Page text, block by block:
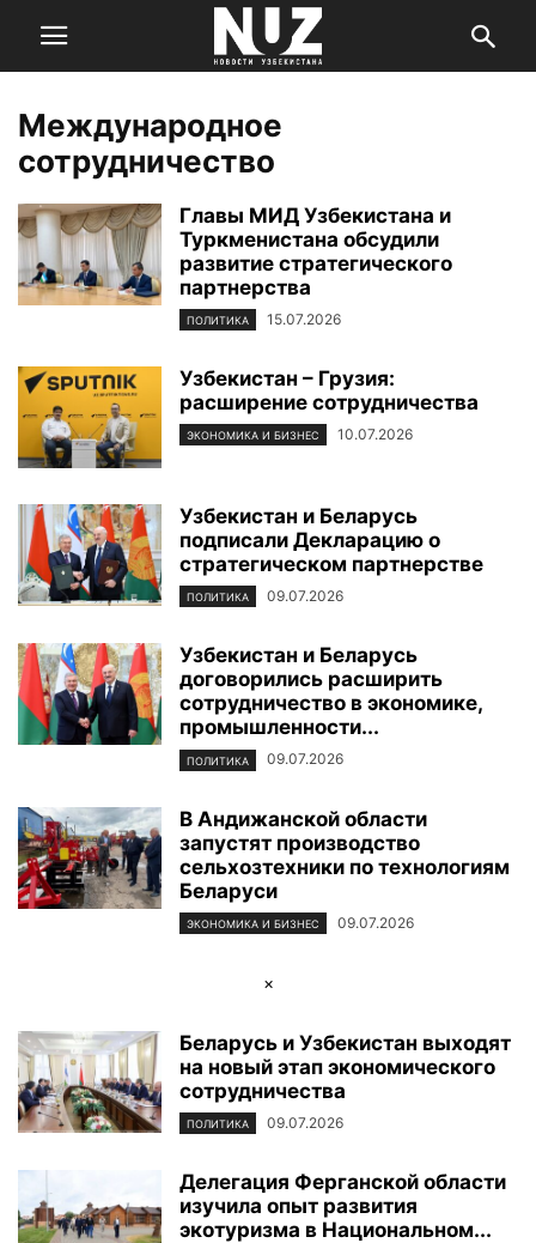
Международное
сотрудничество
Главы МИД Узбекистана и
Туркменистана обсудили
развитие стратегического
партнерства
ПОЛИТИКА 15.07.2026
Узбекистан – Грузия:
расширение сотрудничества
ЭКОНОМИКА И БИЗНЕС 10.07.2026
Узбекистан и Беларусь
подписали Декларацию о
стратегическом партнерстве
ПОЛИТИКА 09.07.2026
Узбекистан и Беларусь
договорились расширить
сотрудничество в экономике,
промышленности...
ПОЛИТИКА 09.07.2026
В Андижанской области
запустят производство
сельхозтехники по технологиям
Беларуси
ЭКОНОМИКА И БИЗНЕС 09.07.2026
×
Беларусь и Узбекистан выходят
на новый этап экономического
сотрудничества
ПОЛИТИКА 09.07.2026
Делегация Ферганской области
изучила опыт развития
экотуризма в Национальном...